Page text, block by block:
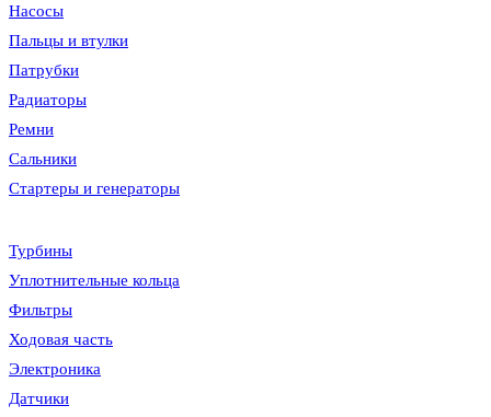
Насосы
Пальцы и втулки
Патрубки
Радиаторы
Ремни
Сальники
Стартеры и генераторы
Турбины
Уплотнительные кольца
Фильтры
Ходовая часть
Электроника
Датчики